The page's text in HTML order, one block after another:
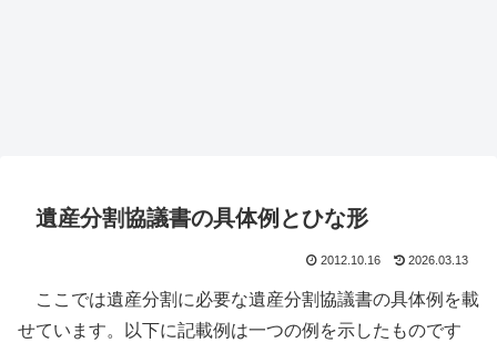
遺産分割協議書の具体例とひな形
2012.10.16 2026.03.13
ここでは遺産分割に必要な遺産分割協議書の具体例を載
せています。以下に記載例は一つの例を示したものです